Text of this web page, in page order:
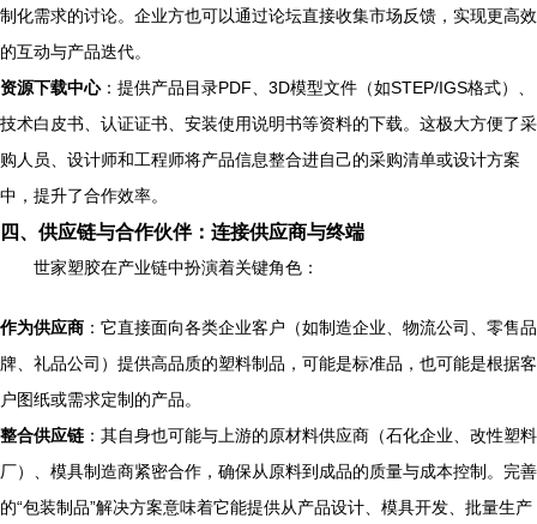
制化需求的讨论。企业方也可以通过论坛直接收集市场反馈，实现更高效
的互动与产品迭代。
资源下载中心：提供产品目录PDF、3D模型文件（如STEP/IGS格式）、
技术白皮书、认证证书、安装使用说明书等资料的下载。这极大方便了采
购人员、设计师和工程师将产品信息整合进自己的采购清单或设计方案
中，提升了合作效率。
四、供应链与合作伙伴：连接供应商与终端
世家塑胶在产业链中扮演着关键角色：
作为供应商 ：它直接面向各类企业客户（如制造企业、物流公司、零售品
牌、礼品公司）提供高品质的塑料制品，可能是标准品，也可能是根据客
户图纸或需求定制的产品。
整合供应链 ：其自身也可能与上游的原材料供应商（石化企业、改性塑料
厂）、模具制造商紧密合作，确保从原料到成品的质量与成本控制。完善
的“包装制品”解决方案意味着它能提供从产品设计、模具开发、批量生产